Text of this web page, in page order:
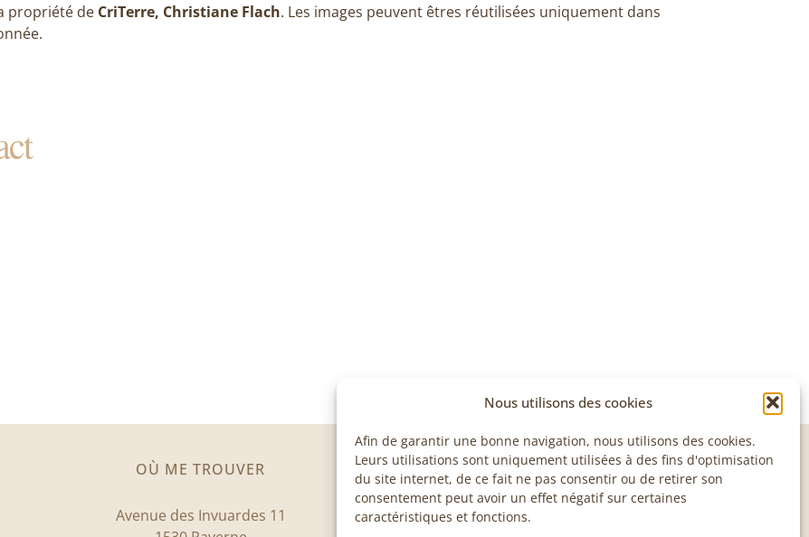
Nous utilisons des cookies
Afin de garantir une bonne navigation, nous utilisons des cookies.
Leurs utilisations sont uniquement utilisées à des fins d'optimisation
du site internet, de ce fait ne pas consentir ou de retirer son
consentement peut avoir un effet négatif sur certaines
caractéristiques et fonctions.
propriété de CriTerre, Christiane Flach. Les images peuvent êtres réutilisées uniquement dans
OÙ ME TROUVER
Avenue des Invuardes 11
VISITE & COURS
Les visites et les cours sont sur rendez-vous,